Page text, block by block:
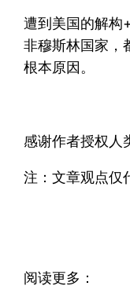
遭到美国的解构
非穆斯林国家，
根本原因。
感谢作者授权人
注：文章观点仅
阅读更多：